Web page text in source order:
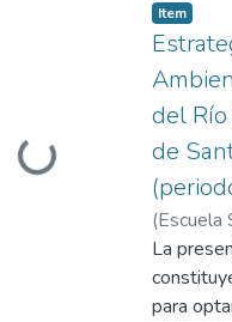
Loading...
Item type:
Item,
del
de
(Escuela
- ESAP,
Burbano
La
para